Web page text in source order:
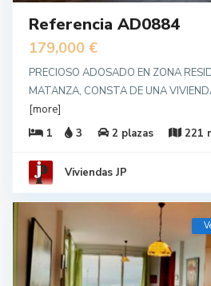
Referencia AD0884
179,000 €
PRECIOSO ADOSADO EN ZONA
MATANZA, CONSTA DE UNA
[more]
1
3 2 plazas 221
Viviendas JP